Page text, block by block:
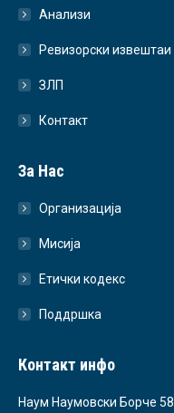
Анализи
Ревизорски извештаи
ЗЛП
Контакт
За Нас
Организација
Мисија
Етички кодекс
Поддршка
Контакт инфо
Наум Наумовски Борче 58